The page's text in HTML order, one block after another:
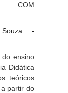
COM
Souza -
do ensino
Didática
teóricos
a partir do